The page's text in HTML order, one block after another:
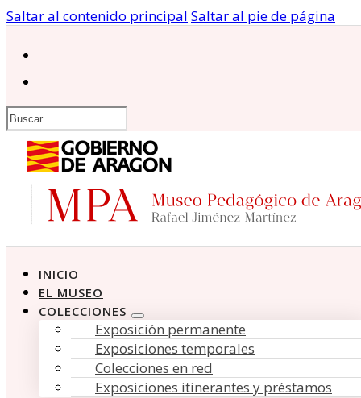
Saltar al contenido principal Saltar al pie de página
Buscar
INICIO
EL MUSEO
COLECCIONES
Exposición permanente
Exposiciones temporales
Colecciones en red
Exposiciones itinerantes y préstamos